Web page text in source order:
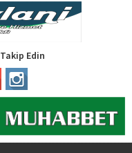
Edin